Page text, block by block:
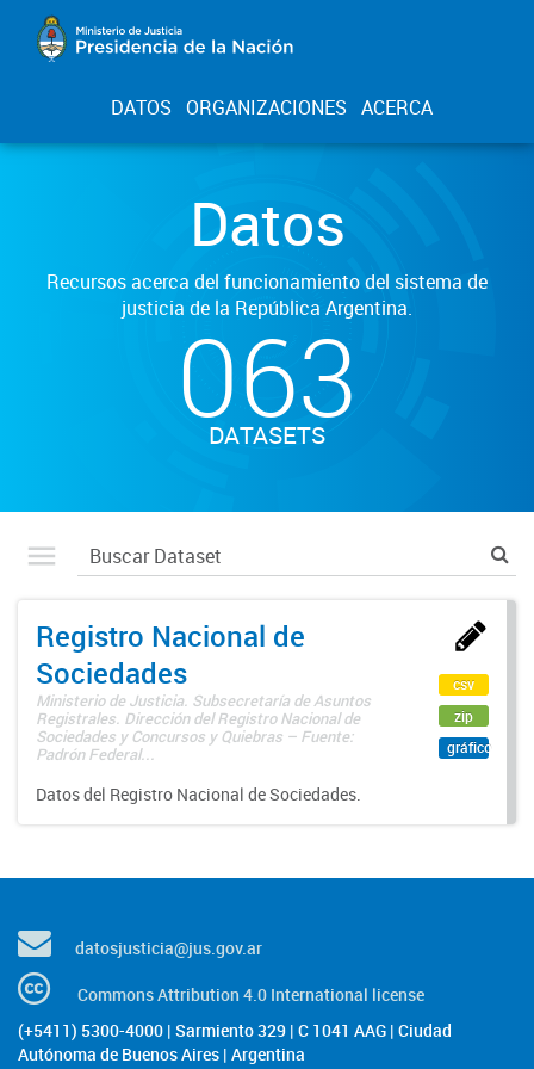
DATOS ORGANIZACIONES ACERCA
Datos
Recursos acerca del funcionamiento del sistema de
justicia de la República Argentina.
063
DATASETS
Registro Nacional de
Sociedades
Ministerio de Justicia. Subsecretaría de Asuntos
Registrales. Dirección del Registro Nacional de
Sociedades y Concursos y Quiebras – Fuente:
Padrón Federal...
Datos del Registro Nacional de Sociedades.
csv
zip
gráfico
datosjusticia@jus.gov.ar
Commons Attribution 4.0 International license
(+5411) 5300-4000 | Sarmiento 329 | C 1041 AAG | Ciudad
Autónoma de Buenos Aires | Argentina